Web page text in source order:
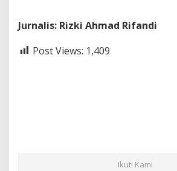
Jurnalis: Rizki Ahmad Rifandi
Post Views: 1,409
Ikuti Kami